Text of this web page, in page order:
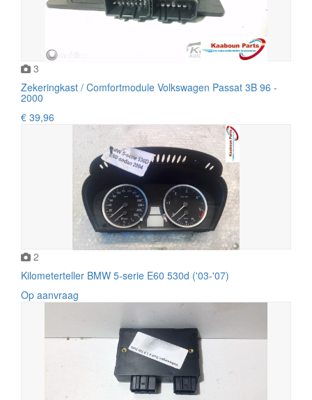
3
Zekeringkast / Comfortmodule Volkswagen Passat 3B 96 -
2000
€ 39,96
2
Kilometerteller BMW 5-serie E60 530d ('03-'07)
Op aanvraag